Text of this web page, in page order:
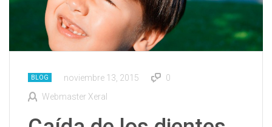
BLOG noviembre 13, 2015
0
Webmaster Xeral